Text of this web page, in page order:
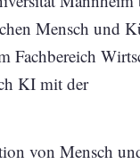
Mensch und
KI mit der
von Mensch